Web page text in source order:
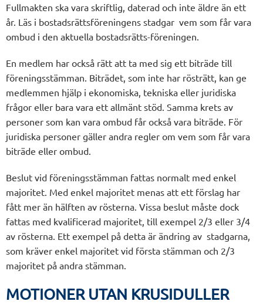
Fullmakten ska vara skriftlig, daterad och inte äldre än ett
år. Läs i bostadsrättsföreningens stadgar vem som får vara
ombud i den aktuella bostadsrätts-föreningen.
En medlem har också rätt att ta med sig ett biträde till
föreningsstämman. Biträdet, som inte har rösträtt, kan ge
medlemmen hjälp i ekonomiska, tekniska eller juridiska
frågor eller bara vara ett allmänt stöd. Samma krets av
personer som kan vara ombud får också vara biträde. För
juridiska personer gäller andra regler om vem som får vara
biträde eller ombud.
Beslut vid föreningsstämman fattas normalt med enkel
majoritet. Med enkel majoritet menas att ett förslag har
fått mer än hälften av rösterna. Vissa beslut måste dock
fattas med kvalificerad majoritet, till exempel 2/3 eller 3/4
av rösterna. Ett exempel på detta är ändring av stadgarna,
som kräver enkel majoritet vid första stämman och 2/3
majoritet på andra stämman.
MOTIONER UTAN KRUSIDULLER